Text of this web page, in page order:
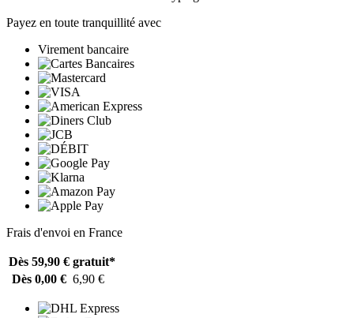
Payez en toute tranquillité avec
Virement bancaire
Frais d'envoi en France
Dès 59,90 € gratuit*
Dès 0,00 € 6,90 €